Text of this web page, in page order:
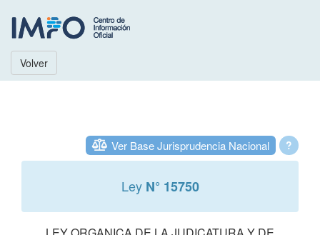
Volver
?
Ver Base Jurisprudencia Nacional
Ley N° 15750